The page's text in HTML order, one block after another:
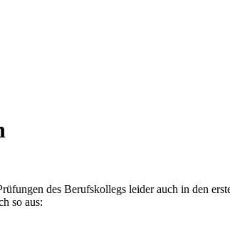
des Berufskollegs leider auch in den
so aus: